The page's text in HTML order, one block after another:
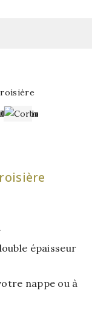
épaisseur
nappe ou à